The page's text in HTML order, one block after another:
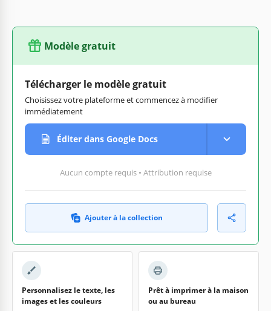
Modèle gratuit
Télécharger le modèle gratuit
Choisissez votre plateforme et commencez à modifier
immédiatement
Éditer dans Google Docs
Aucun compte requis • Attribution requise
Ajouter à la collection
Personnalisez le texte, les
images et les couleurs
Prêt à imprimer à la maison
ou au bureau